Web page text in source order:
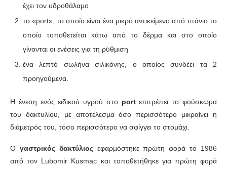
έχει τον υδροθάλαµο
το «port», το οποίο είναι ένα µικρό αντικείµενο από τιτάνιο το
οποίο τοποθετείται κάτω από το δέρµα και στο οποίο
γίνονται οι ενέσεις για τη ρύθµιση
ένα λεπτό σωλήνα σιλικόνης, ο οποίος συνδέει τα 2
προηγούµενα.
Η ένεση ενός ειδικού υγρού στο portεπιτρέπει το φούσκωµα
του δακτυλίου, µε αποτέλεσµα όσο περισσότερο µικραίνει η
διάµετρός του, τόσο περισσότερο να σφίγγει το στοµάχι.
Ο γαστρικός δακτύλιοςεφαρµόστηκε πρώτη φορά το 1986
από τον Lubomir Kusmac και τοποθετήθηκε για πρώτη φορά